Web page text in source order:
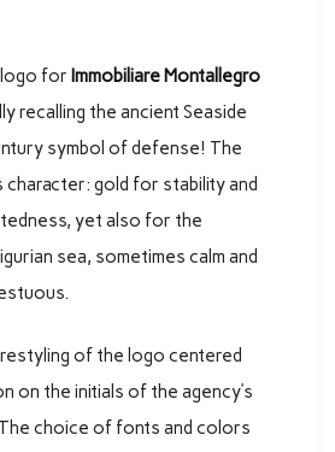
for Immobiliare Montallegro
recalling the ancient Seaside
symbol of defense! The
gold for stability and
yet also for the
sea, sometimes calm and
of the logo centered
on the initials of the agency’s
The choice of fonts and colors